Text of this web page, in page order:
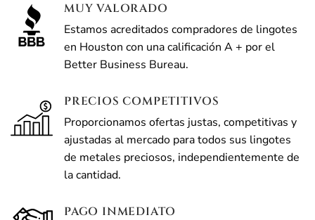
MUY VALORADO
Estamos acreditados compradores de lingotes
en Houston con una calificación A + por el
Better Business Bureau.
PRECIOS COMPETITIVOS
Proporcionamos ofertas justas, competitivas y
ajustadas al mercado para todos sus lingotes
de metales preciosos, independientemente de
la cantidad.
PAGO INMEDIATO